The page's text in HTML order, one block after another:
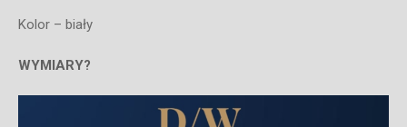
Kolor – biały
WYMIARY?